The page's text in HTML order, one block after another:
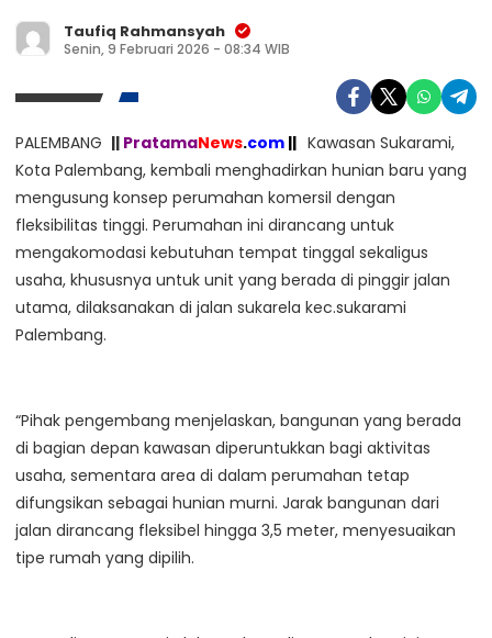
Taufiq Rahmansyah
Senin, 9 Februari 2026 - 08:34 WIB
PALEMBANG || PratamaNews.com || Kawasan Sukarami,
Kota Palembang, kembali menghadirkan hunian baru yang
mengusung konsep perumahan komersil dengan
fleksibilitas tinggi. Perumahan ini dirancang untuk
mengakomodasi kebutuhan tempat tinggal sekaligus
usaha, khususnya untuk unit yang berada di pinggir jalan
utama, dilaksanakan di jalan sukarela kec.sukarami
Palembang.
“Pihak pengembang menjelaskan, bangunan yang berada
di bagian depan kawasan diperuntukkan bagi aktivitas
usaha, sementara area di dalam perumahan tetap
difungsikan sebagai hunian murni. Jarak bangunan dari
jalan dirancang fleksibel hingga 3,5 meter, menyesuaikan
tipe rumah yang dipilih.